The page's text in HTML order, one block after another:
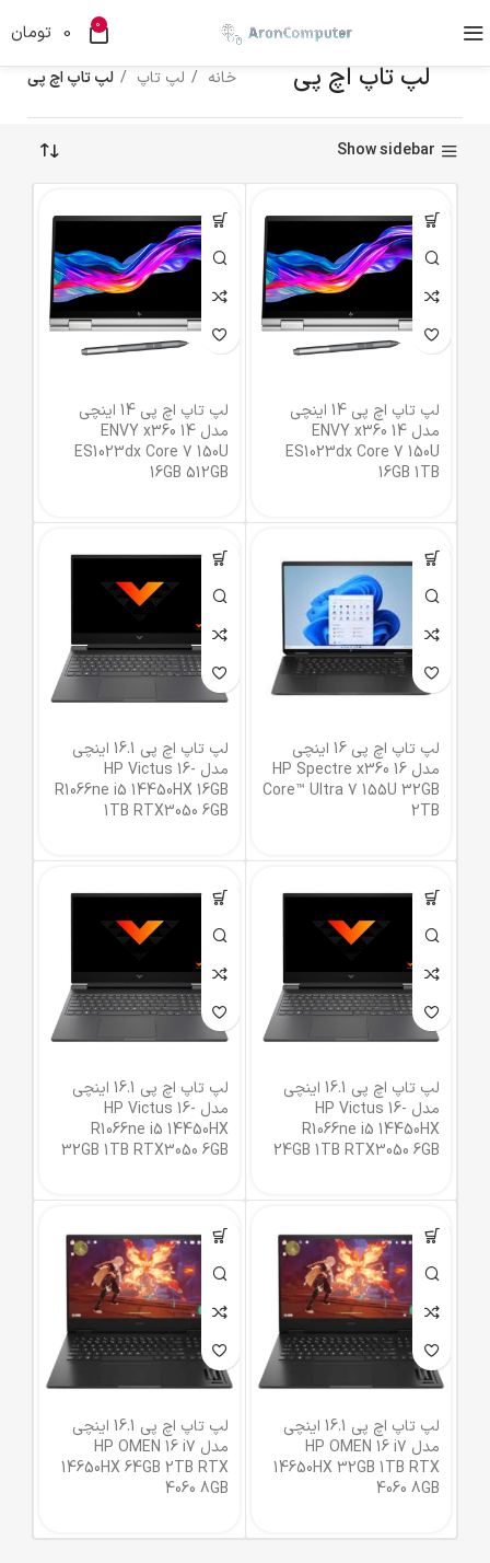
0
0 تومان
لپ تاپ اچ پی خانه لپ تاپ لپ تاپ اچ پی
Show sidebar
لپ تاپ اچ پی 14 اینچی
مدل ENVY x360 14
ES1023dx Core 7 150U
16GB 1TB
لپ تاپ اچ پی 14 اینچی
مدل ENVY x360 14
ES1023dx Core 7 150U
16GB 512GB
لپ تاپ اچ پی 16 اینچی
مدل HP Spectre x360 16
Core™ Ultra 7 155U 32GB
2TB
لپ تاپ اچ پی 16.1 اینچی
مدل HP Victus 16-
R1066ne i5 14450HX 16GB
1TB RTX3050 6GB
لپ تاپ اچ پی 16.1 اینچی
مدل HP Victus 16-
R1066ne i5 14450HX
24GB 1TB RTX3050 6GB
لپ تاپ اچ پی 16.1 اینچی
مدل HP Victus 16-
R1066ne i5 14450HX
32GB 1TB RTX3050 6GB
لپ تاپ اچ پی 16.1 اینچی
مدل HP OMEN 16 i7
14650HX 32GB 1TB RTX
4060 8GB
لپ تاپ اچ پی 16.1 اینچی
مدل HP OMEN 16 i7
14650HX 64GB 2TB RTX
4060 8GB